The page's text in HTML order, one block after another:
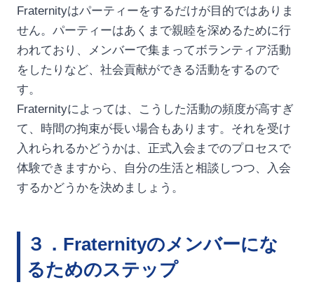
Fraternityはパーティーをするだけが目的ではありま
せん。パーティーはあくまで親睦を深めるために行
われており、メンバーで集まってボランティア活動
をしたりなど、社会貢献ができる活動をするので
す。
Fraternityによっては、こうした活動の頻度が高すぎ
て、時間の拘束が長い場合もあります。それを受け
入れられるかどうかは、正式入会までのプロセスで
体験できますから、自分の生活と相談しつつ、入会
するかどうかを決めましょう。
３．Fraternityのメンバーにな
るためのステップ